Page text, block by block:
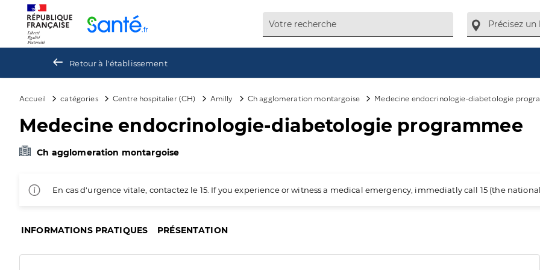
Retour à l'établissement
Accueil catégories Centre hospitalier (CH) Amilly Ch agglomeration montargoise Medecine endocrinologie-diabetologie
Medecine endocrinologie-diabetologie programmee
Ch agglomeration montargoise
En cas d'urgence vitale, contactez le 15. If you experience or witness a medical emergency, immediatly call 15 (the
INFORMATIONS PRATIQUES PRÉSENTATION
Panneau de gestion des cookies